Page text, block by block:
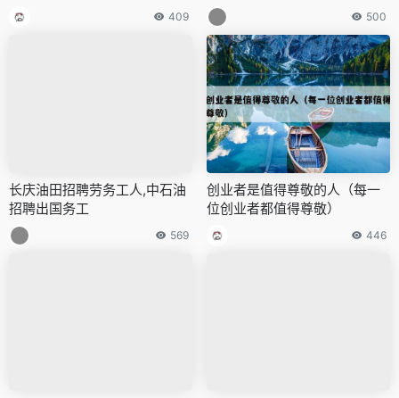
409 500
长庆油田招聘劳务工人,中石油
招聘出国务工
569
创业者是值得尊敬的人（每一
位创业者都值得尊敬）
446